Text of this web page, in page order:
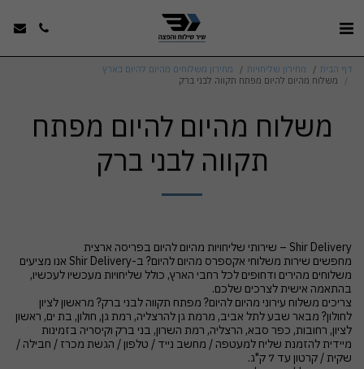
דף הבית מחירון שליחויות
מחירון משלוחים מהיום להיום בארץ
משלוח מהיום להיום מפתח תקווה לבני ברק
משלוח מהיום להיום מפתח
תקווה לבני ברק
מחפשים שירות משלוחי אקספרס מהיום להיום? ב-Shir Delivery אנו מציעים
משלוחים מהירים ודחופים לכל רחבי הארץ, כולל שליחויות מעכשיו לעכשיו,
צריכים משלוח עירוני מהיום להיום? מפתח תקווה לבני ברק? מראשון לציון
לחולון? מבאר שבע לתל אביב, מרמת גן להרצליה, רמת גן, חולון, בת ים, ראשון
לציון, רחובות, כפר סבא, הרצליה, רמת השרון, בני ברק וקיסריה בזמינות
מיידית להזמנת שליח למעטפה / מחשב נייד / טלפון / הגשת מכרז / חבילה /